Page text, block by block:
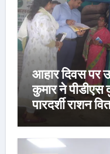
आहार दिवस पर
कुमार ने पीडीएस
पारदर्शी राशन